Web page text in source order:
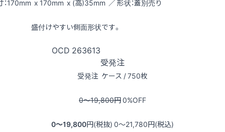
：170mm x 170mm x (高)35mm ／ 形状：蓋別売り
盛付けやすい側面形状です。
OCD 263613
受発注
受発注 ケース / 750枚
0〜19,800円0%OFF
0〜19,800円(税抜) 0〜21,780円(税込)